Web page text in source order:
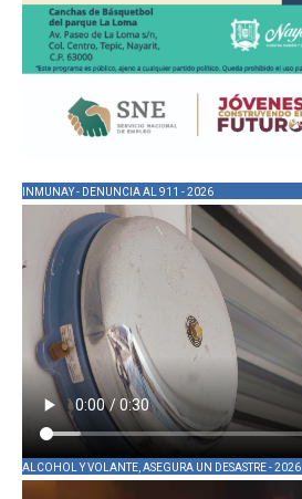
INMUNAY - DENUNCIA AL 911 - 2026
ALCOHOL Y VOLANTE, ASEGURA UN DESASTRE - 2026